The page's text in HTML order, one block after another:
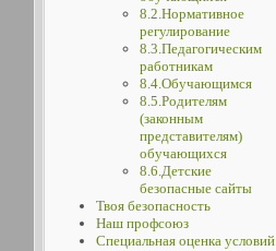
8.2.Нормативное
регулирование
8.3.Педагогическим
работникам
8.4.Обучающимся
8.5.Родителям
(законным
представителям)
обучающихся
8.6.Детские
безопасные сайты
Твоя безопасность
Наш профсоюз
Специальная оценка условий